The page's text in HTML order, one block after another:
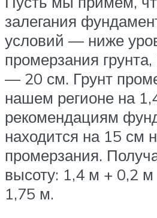
залегания
условий — ниже
промерзания
— 20 см. Грунт
нашем регионе на
рекомендациям
находится на 15 см
промерзания.
высоту: 1,4 м + 0,2
1,75 м.